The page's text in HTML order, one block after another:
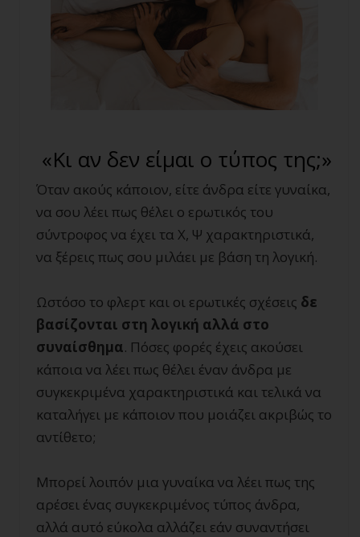
«Κι αν δεν είμαι ο τύπος της;»
Όταν ακούς κάποιον, είτε άνδρα είτε γυναίκα,
να σου λέει πως θέλει ο ερωτικός του
σύντροφος να έχει τα Χ, Ψ χαρακτηριστικά,
να ξέρεις πως σου μιλάει με βάση τη λογική.
Ωστόσο το φλερτ και οι ερωτικές σχέσεις δε
βασίζονται στη λογική αλλά στο
συναίσθημα. Πόσες φορές έχεις ακούσει
κάποια να λέει πως θέλει έναν άνδρα με
συγκεκριμένα χαρακτηριστικά και τελικά να
καταλήγει με κάποιον που μοιάζει ακριβώς το
αντίθετο;
Μπορεί λοιπόν μια γυναίκα να λέει πως της
αρέσει ένας συγκεκριμένος τύπος άνδρα,
αλλά αυτό εύκολα αλλάζει εάν συναντήσει